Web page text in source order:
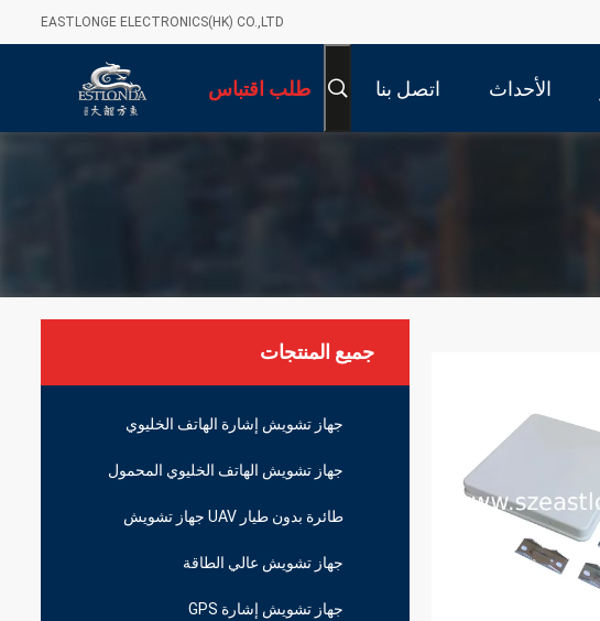
EASTLONGE ELECTRONICS(HK) CO.,LTD
الأحداث اتصل بنا طلب اقتباس
جميع المنتجات
جهاز تشويش إشارة الهاتف الخليوي
جهاز تشويش الهاتف الخليوي المحمول
طائرة بدون طيار UAV جهاز تشويش
جهاز تشويش عالي الطاقة
جهاز تشويش إشارة GPS